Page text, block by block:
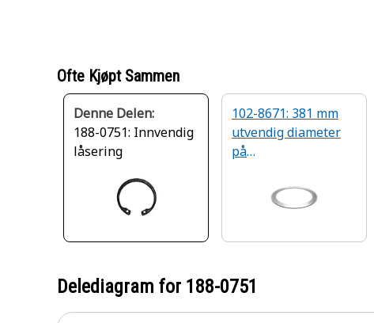
Ofte Kjøpt Sammen
Denne Delen:
188-0751: Innvendig
låsering
102-8671: 381 mm
utvendig diameter
på
Delediagram for 188-0751